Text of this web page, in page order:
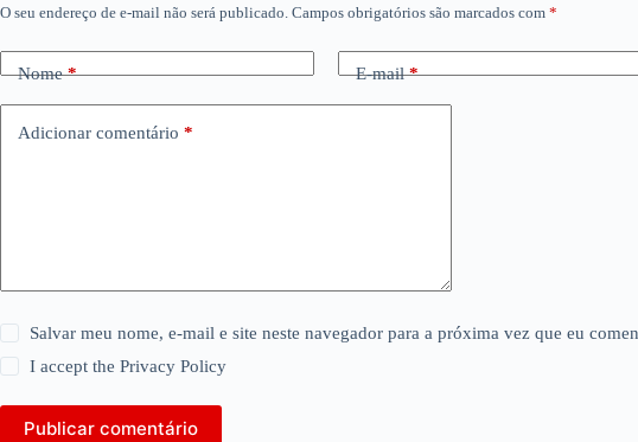
O seu endereço de e-mail não será publicado. Campos obrigatórios são marcados com *
Nome* E-mail*
Adicionar comentário *
Salvar meu nome, e-mail e site neste navegador para a próxima vez que eu
I accept thePrivacy Policy
Publicar comentário